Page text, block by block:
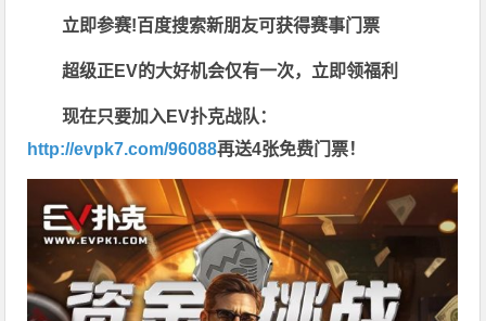
立即参赛!百度搜索新朋友可获得赛事门票
超级正EV的大好机会仅有一次，立即领福利
现在只要加入EV扑克战队：
http://evpk7.com/96088再送4张免费门票！